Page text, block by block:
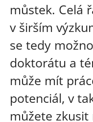
můstek. Celá
v širším
se tedy
doktorátu a
může mít
potenciál, v
můžete